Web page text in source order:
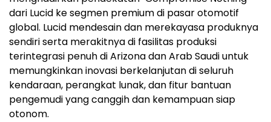
dari Lucid ke segmen premium di pasar otomotif
global. Lucid mendesain dan merekayasa produknya
sendiri serta merakitnya di fasilitas produksi
terintegrasi penuh di Arizona dan Arab Saudi untuk
memungkinkan inovasi berkelanjutan di seluruh
kendaraan, perangkat lunak, dan fitur bantuan
pengemudi yang canggih dan kemampuan siap
otonom.